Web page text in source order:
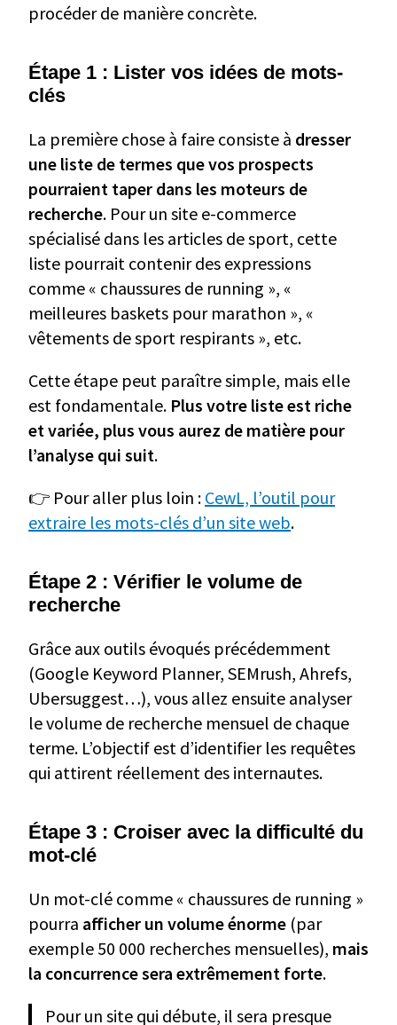
procéder de manière concrète.
Étape 1 : Lister vos idées de mots-
clés
La première chose à faire consiste à dresser
une liste de termes que vos prospects
pourraient taper dans les moteurs de
recherche. Pour un site e-commerce
spécialisé dans les articles de sport, cette
liste pourrait contenir des expressions
comme « chaussures de running », «
meilleures baskets pour marathon », «
vêtements de sport respirants », etc.
Cette étape peut paraître simple, mais elle
est fondamentale. Plus votre liste est riche
et variée, plus vous aurez de matière pour
l’analyse qui suit.
👉 Pour aller plus loin : CewL, l’outil pour
extraire les mots-clés d’un site web.
Étape 2 : Vérifier le volume de
recherche
Grâce aux outils évoqués précédemment
(Google Keyword Planner, SEMrush, Ahrefs,
Ubersuggest…), vous allez ensuite analyser
le volume de recherche mensuel de chaque
terme. L’objectif est d’identifier les requêtes
qui attirent réellement des internautes.
Étape 3 : Croiser avec la difficulté du
mot-clé
Un mot-clé comme « chaussures de running »
pourra afficher un volume énorme (par
exemple 50 000 recherches mensuelles), mais
la concurrence sera extrêmement forte.
Pour un site qui débute, il sera presque